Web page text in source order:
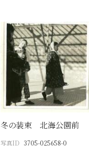
冬の装束 北海公園前
写真ID 3705-025658-0